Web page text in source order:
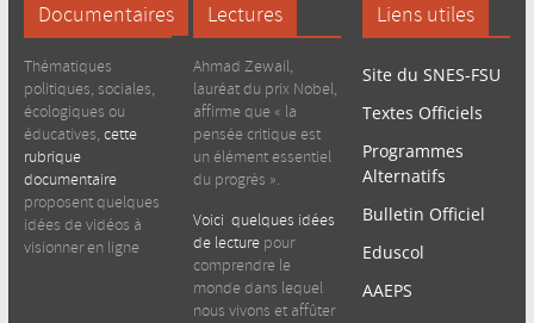
Documentaires
Thématiques
politiques, sociales,
écologiques ou
éducatives, cette
rubrique
documentaire
proposent quelques
idées de vidéos à
visionner en ligne
Lectures
Ahmad Zewail,
lauréat du prix Nobel,
affirme que « la
pensée critique est
un élément essentiel
du progrès ».
Voici quelques idées
de lecture pour
comprendre le
monde dans lequel
nous vivons et affûter
Liens utiles
Site du SNES-FSU
Textes Officiels
Programmes
Alternatifs
Bulletin Officiel
Eduscol
AAEPS